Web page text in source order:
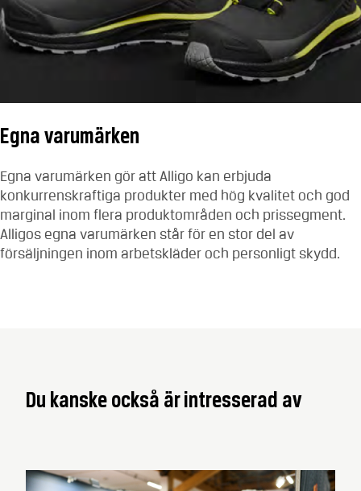
Egna varumärken
Egna varumärken gör att Alligo kan erbjuda
konkurrenskraftiga produkter med hög kvalitet och god
marginal inom flera produktområden och prissegment.
Alligos egna varumärken står för en stor del av
försäljningen inom arbetskläder och personligt skydd.
Du kanske också är intresserad av